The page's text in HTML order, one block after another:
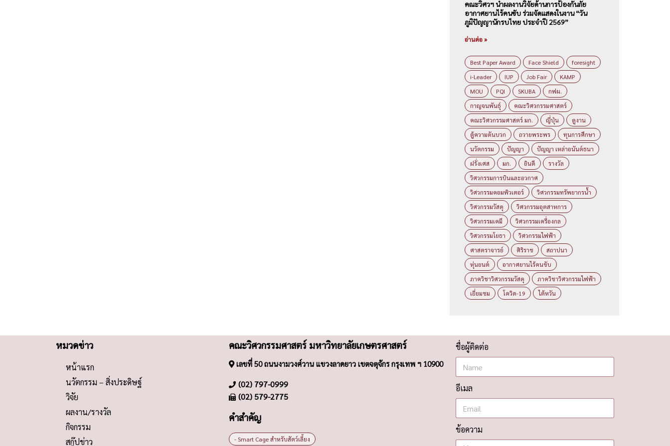
คณะวิศวฯ นำผลงานวิจัยด้านการป้องกันภัย
อากาศยานไร้คนขับ ร่วมจัดแสดงในงาน “วัน
ภูมิปัญญานักรบไทย ประจำปี 2569”
อ่านต่อ »
Best Paper Award Face Shield
foresight
i-Leader
IUP Job Fair
KAMP
MOU
PQI SKUBA
กฟผ.
กาญจนพันธุ์
คณะวิศวกรรมศาสตร์
คณะวิศวกรรมศาสตร์ มก.
ญี่ปุ่น
ดูงาน
ตู้ความดันบวก
ถวายพระพร
ทุนการศึกษา
นวัตกรรม
ปัญญา
ปัญญา เหล่าอนันต์ธนา
ฝรั่งเศส
มก. ยินดี
รางวัล
วิศวกรรมการบินและอวกาศ
วิศวกรรมคอมพิวเตอร์
วิศวกรรมทรัพยากรน้ำ
วิศวกรรมวัสดุ
วิศวกรรมอุตสาหการ
วิศวกรรมเคมี
วิศวกรรมเครื่องกล
วิศวกรรมโยธา
วิศวกรรมไฟฟ้า
ศาสตราจารย์
ศิริราช
สถาปนา
หุ่นยนต์
อากาศยานไร้คนขับ
ภาควิชาวิศวกรรมวัสดุ
ภาควิชาวิศวกรรมไฟฟ้า
เยี่ยมชม
โควิด-19 ไต้หวัน
หมวดข่าว
หน้าแรก
นวัตกรรม – สิ่งประดิษฐ์
วิจัย
ผลงาน/รางวัล
กิจกรรม
สกู๊ปข่าว
คณะวิศวกรรมศาสตร์ มหาวิทยาลัยเกษตรศาสตร์
เลขที่ 50 ถนนงามวงศ์วาน แขวงลาดยาว เขตจตุจักร กรุงเทพ ฯ 10900
(02) 797-0999
(02) 579-2775
คำสำคัญ
- Smart Cage สำหรับสัตว์เลี้ยง
ชื่อผู้ติดต่อ
อีเมล
ข้อความ